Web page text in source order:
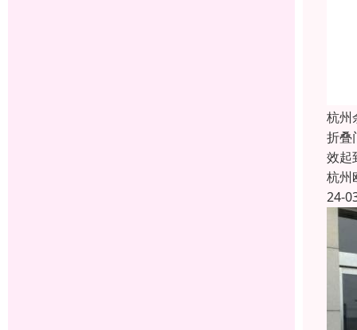
杭州
折叠
效起
杭州
24-